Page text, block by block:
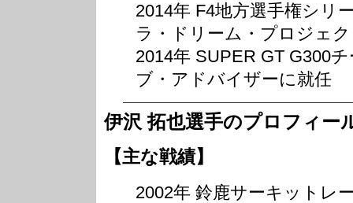
2014年 F4地方選手権シリ
ラ・ドリーム・プロジェ
2014年 SUPER GT G300
ブ・アドバイザーに就任
伊沢 拓也選手のプロフィー
【主な戦績】
2002年 鈴鹿サーキットレ